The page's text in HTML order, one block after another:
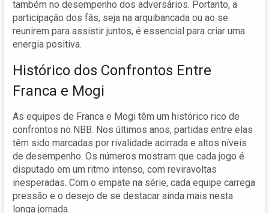
também no desempenho dos adversários. Portanto, a
participação dos fãs, seja na arquibancada ou ao se
reunirem para assistir juntos, é essencial para criar uma
energia positiva.
Histórico dos Confrontos Entre
Franca e Mogi
As equipes de Franca e Mogi têm um histórico rico de
confrontos no NBB. Nos últimos anos, partidas entre elas
têm sido marcadas por rivalidade acirrada e altos níveis
de desempenho. Os números mostram que cada jogo é
disputado em um ritmo intenso, com reviravoltas
inesperadas. Com o empate na série, cada equipe carrega
pressão e o desejo de se destacar ainda mais nesta
longa jornada.